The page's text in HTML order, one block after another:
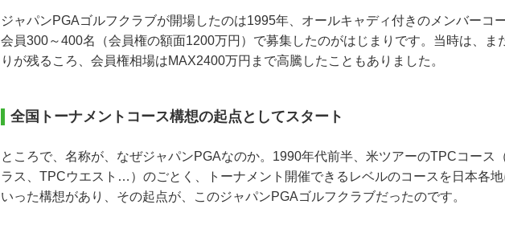
ジャパンPGAゴルフクラブが開場したのは1995年、オールキャディ付きのメンバーコー
会員300～400名（会員権の額面1200万円）で募集したのがはじまりです。当時は、ま
りが残るころ、会員権相場はMAX2400万円まで高騰したこともありました。
全国トーナメントコース構想の起点としてスタート
ところで、名称が、なぜジャパンPGAなのか。1990年代前半、米ツアーのTPCコース
ラス、TPCウエスト…）のごとく、トーナメント開催できるレベルのコースを日本各地
いった構想があり、その起点が、このジャパンPGAゴルフクラブだったのです。